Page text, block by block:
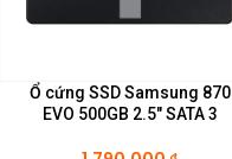
Ổ cứng SSD Samsung 870
EVO 500GB 2.5″ SATA 3